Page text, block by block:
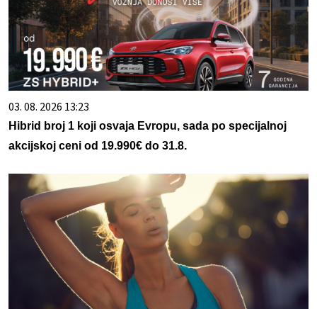
03. 08. 2026 13:23
Hibrid broj 1 koji osvaja Evropu, sada po specijalnoj
akcijskoj ceni od 19.990€ do 31.8.